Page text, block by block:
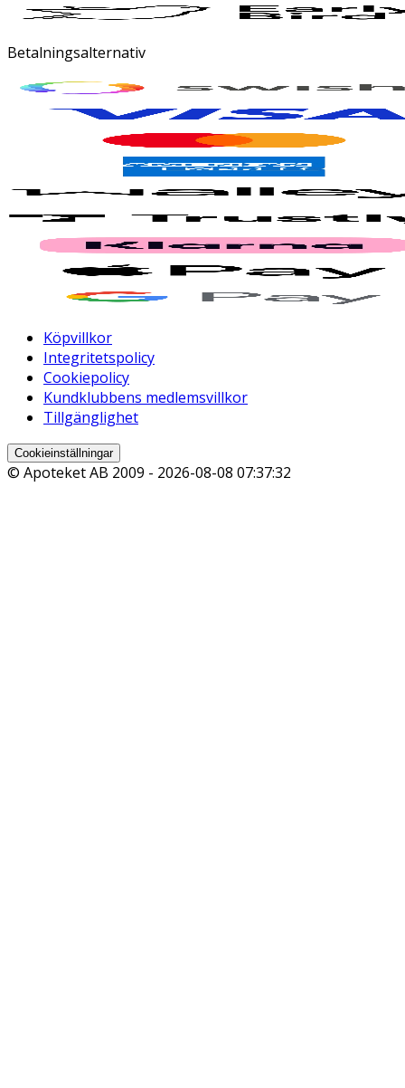
Betalningsalternativ
Köpvillkor
Integritetspolicy
Cookiepolicy
Kundklubbens medlemsvillkor
Tillgänglighet
Cookieinställningar
© Apoteket AB 2009 - 2026-08-08 07:37:32